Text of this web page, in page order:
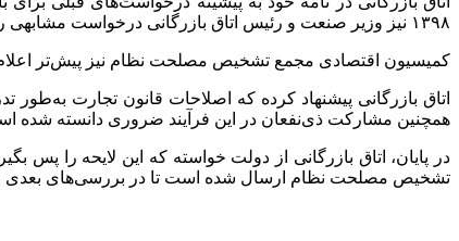
۱۳۹۸ نیز وزیر صنعت و رئیس اتاق بازرگانی درخواست مشابهی را مطرح کردند.
کمیسیون اقتصادی مجمع تشخیص مصلحت نظام نیز پیش‌تر اعلام
اتاق بازرگانی پیشنهاد کرده که اصلاحات قانون تجارت
همچنین مشارکت ذی‌نفعان در این فرآیند ضروری دانسته شده
در پایان، اتاق بازرگانی از دولت خواسته که این لایحه را
تشخیص مصلحت نظام ارسال شده است تا در بررسی‌های بعدی